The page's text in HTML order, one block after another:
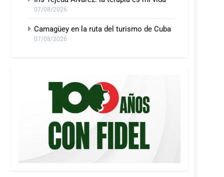
07/08/2026
Camagüey en la ruta del turismo de Cuba
07/08/2026